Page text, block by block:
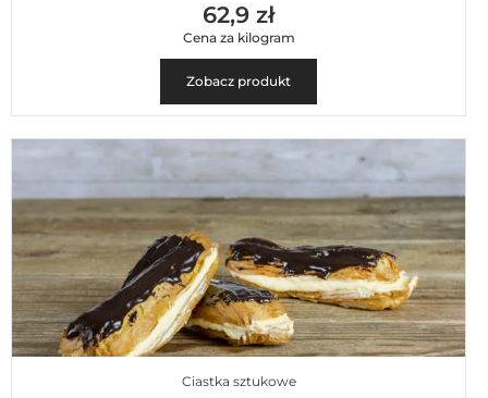
62,9 zł
Cena za kilogram
Zobacz produkt
Ciastka sztukowe